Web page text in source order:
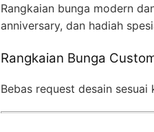
Rangkaian bunga modern
anniversary, dan hadiah
Rangkaian Bunga
Bebas request desain